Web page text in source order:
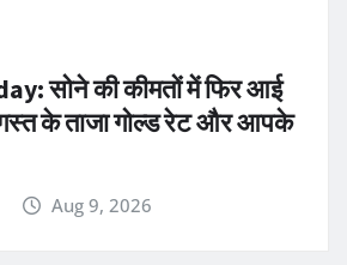
सोने की कीमतों में फिर आई
के ताजा गोल्ड रेट और आपके
Aug 9, 2026